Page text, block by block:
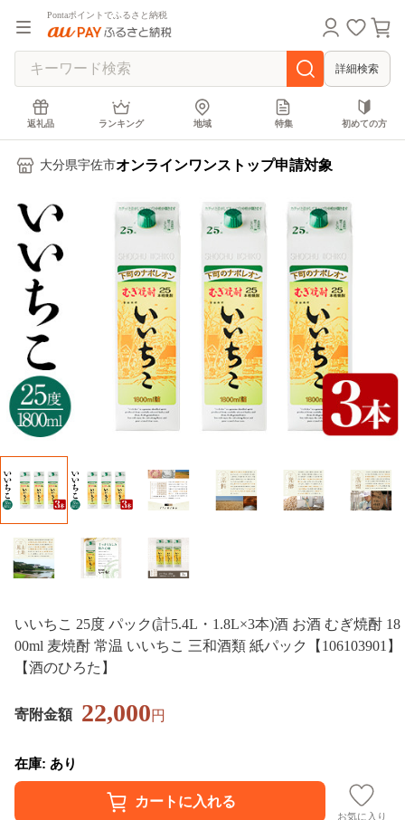
Pontaポイントでふるさと納税
詳細検索
返礼品 ランキング 地域 特集 初めての方
大分県宇佐市オンラインワンストップ申請対象
いいちこ 25度 パック(計5.4L・1.8L×3本)酒 お酒 むぎ焼酎 18
00ml 麦焼酎 常温 いいちこ 三和酒類 紙パック【106103901】
【酒のひろた】
寄附金額 22,000円
在庫: あり
お気に入り